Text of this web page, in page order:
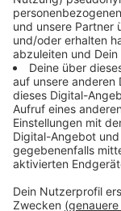
Vorjahre
Den Krefelder
die
QR-Codes
Verfügung. Die
Spracheingabe
des